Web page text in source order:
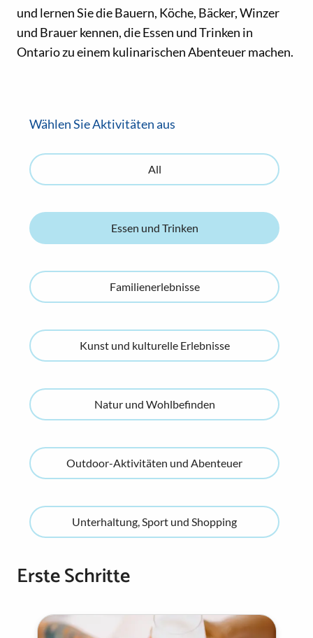
und lernen Sie die Bauern, Köche, Bäcker, Winzer
und Brauer kennen, die Essen und Trinken in
Ontario zu einem kulinarischen Abenteuer machen.
Wählen Sie Aktivitäten aus
All
Essen und Trinken
Familienerlebnisse
Kunst und kulturelle Erlebnisse
Natur und Wohlbefinden
Outdoor-Aktivitäten und Abenteuer
Unterhaltung, Sport und Shopping
Erste Schritte